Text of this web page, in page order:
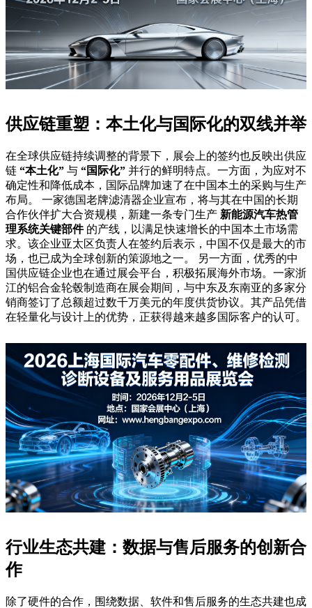
供应链重塑：本土化与国际化的双线并举
在全球供应链持续调整的背景下，展会上的签约也反映出供应
链 “本土化” 与 “国际化” 并行的鲜明特点。一方面，为应对不
确定性和降低成本，国际品牌加速了在中国本土的采购与生产
布局。 一家德国老牌滤清器企业宣布，将与其在中国的长期
合作伙伴扩大合资规模，新建一条专门生产 新能源汽车热管
理系统关键部件的产线，以满足快速增长的中国本土市场需
求。该企业亚太区负责人在签约后表示，中国不仅是最大的市
场，也已成为全球创新的策源地之一。 另一方面，优秀的中
国供应链企业也在通过展会平台，积极拓展海外市场。一家浙
江的铝合金轮毂制造商在展会期间，与中东及东南亚的多家分
销商签订了总额超过数千万美元的年度供货协议。其产品凭借
在轻量化与设计上的优势，正获得越来越多国际客户的认可。
行业生态共建：数据与售后服务的创新合
作
除了硬件的合作，围绕数据、软件和售后服务的生态共建也成